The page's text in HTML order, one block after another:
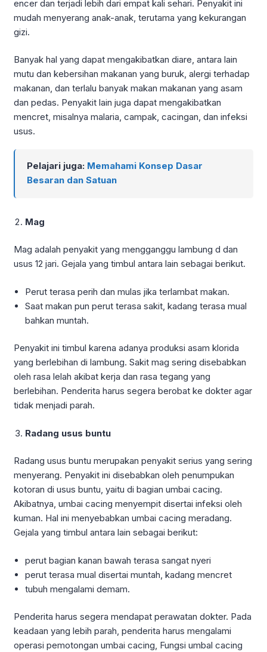
encer dan terjadi lebih dari empat kali sehari. Penyakit ini
mudah menyerang anak-anak, terutama yang kekurangan
gizi.
Banyak hal yang dapat mengakibatkan diare, antara lain
mutu dan kebersihan makanan yang buruk, alergi terhadap
makanan, dan terlalu banyak makan makanan yang asam
dan pedas. Penyakit lain juga dapat mengakibatkan
mencret, misalnya malaria, campak, cacingan, dan infeksi
usus.
Pelajari juga: Memahami Konsep Dasar
Besaran dan Satuan
Mag
Mag adalah penyakit yang mengganggu lambung d dan
usus 12 jari. Gejala yang timbul antara lain sebagai berikut.
Perut terasa perih dan mulas jika terlambat makan.
Saat makan pun perut terasa sakit, kadang terasa mual
bahkan muntah.
Penyakit ini timbul karena adanya produksi asam klorida
yang berlebihan di lambung. Sakit mag sering disebabkan
oleh rasa lelah akibat kerja dan rasa tegang yang
berlebihan. Penderita harus segera berobat ke dokter agar
tidak menjadi parah.
Radang usus buntu
Radang usus buntu merupakan penyakit serius yang sering
menyerang. Penyakit ini disebabkan oleh penumpukan
kotoran di usus buntu, yaitu di bagian umbai cacing.
Akibatnya, umbai cacing menyempit disertai infeksi oleh
kuman. Hal ini menyebabkan umbai cacing meradang.
Gejala yang timbul antara lain sebagai berikut:
perut bagian kanan bawah terasa sangat nyeri
perut terasa mual disertai muntah, kadang mencret
tubuh mengalami demam.
Penderita harus segera mendapat perawatan dokter. Pada
keadaan yang lebih parah, penderita harus mengalami
operasi pemotongan umbai cacing, Fungsi umbal cacing